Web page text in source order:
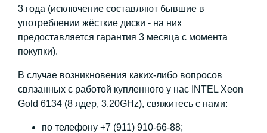
3 года (исключение составляют бывшие в
употреблении жёсткие диски - на них
предоставляется гарантия 3 месяца с момента
покупки).
В случае возникновения каких-либо вопросов
связанных с работой купленного у нас INTEL Xeon
Gold 6134 (8 ядер, 3.20GHz), свяжитесь с нами:
по телефону +7 (911) 910-66-88;